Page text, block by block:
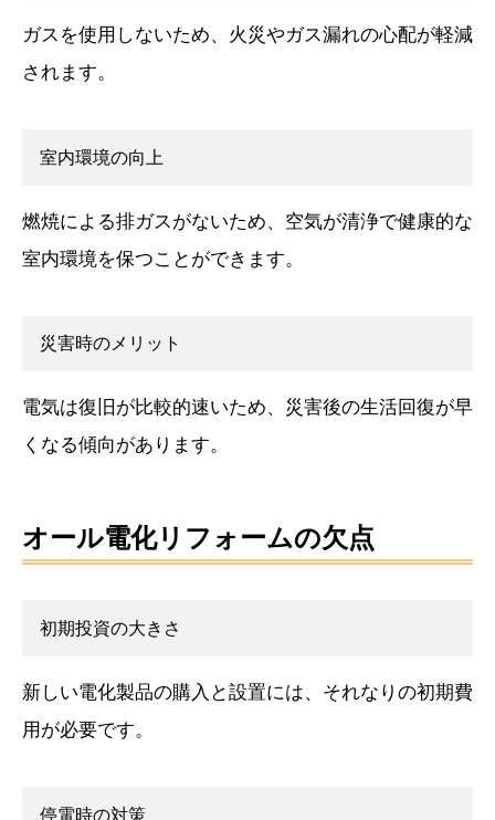
ガスを使用しないため、火災やガス漏れの心配が軽減
されます。
室内環境の向上
燃焼による排ガスがないため、空気が清浄で健康的な
室内環境を保つことができます。
災害時のメリット
電気は復旧が比較的速いため、災害後の生活回復が早
くなる傾向があります。
オール電化リフォームの欠点
初期投資の大きさ
新しい電化製品の購入と設置には、それなりの初期費
用が必要です。
停電時の対策